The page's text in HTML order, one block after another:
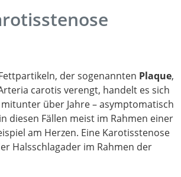
der sogenannten Plaque,
carotis verengt, handelt es sich
über Jahre – asymptomatisch
diesen Fällen meist im Rahmen einer
am Herzen. Eine Karotisstenose
Halsschlagader im Rahmen der